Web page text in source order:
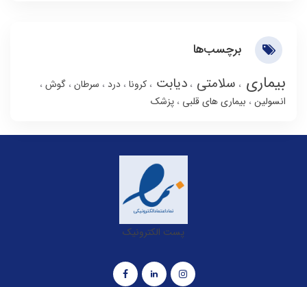
برچسب‌ها
بیماری سلامتی دیابت کرونا درد سرطان گوش
انسولین بیماری های قلبی پزشک
پست الکترونیک